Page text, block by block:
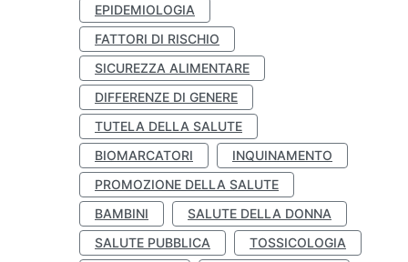
EPIDEMIOLOGIA
FATTORI DI RISCHIO
SICUREZZA ALIMENTARE
DIFFERENZE DI GENERE
TUTELA DELLA SALUTE
BIOMARCATORI
INQUINAMENTO
PROMOZIONE DELLA SALUTE
BAMBINI
SALUTE DELLA DONNA
SALUTE PUBBLICA
TOSSICOLOGIA